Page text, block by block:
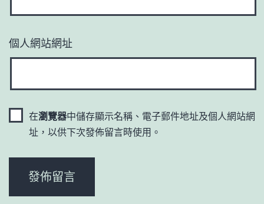
個人網站網址
在瀏覽器中儲存顯示名稱、電子郵件地址及個人網站網
址，以供下次發佈留言時使用。